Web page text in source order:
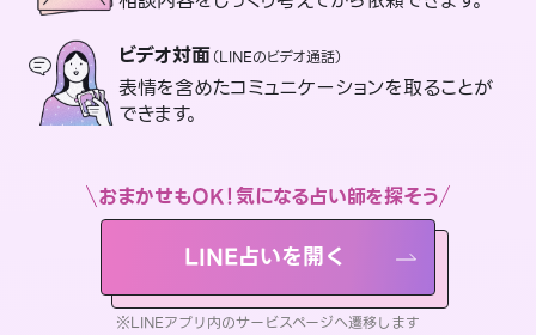
ビデオ対面（LINEのビデオ通話）
表情を含めたコミュニケーションを取ることが
できます。
おまかせもOK！気になる占い師を探そう
LINE占いを開く
※LINEアプリ内のサービスページへ遷移します